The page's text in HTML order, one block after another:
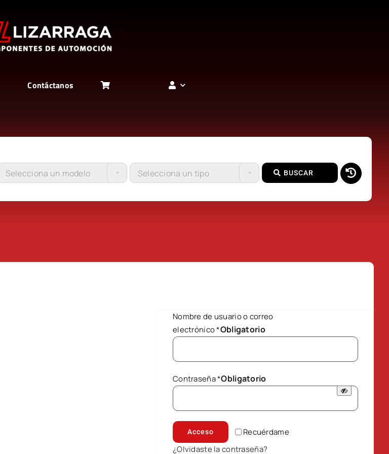
Contáctanos
Selecciona un modelo Selecciona un tipo BUSCAR
Nombre de usuario o correo
electrónico*Obligatorio
Contraseña*Obligatorio
Recuérdame
Acceso
¿Olvidaste la contraseña?